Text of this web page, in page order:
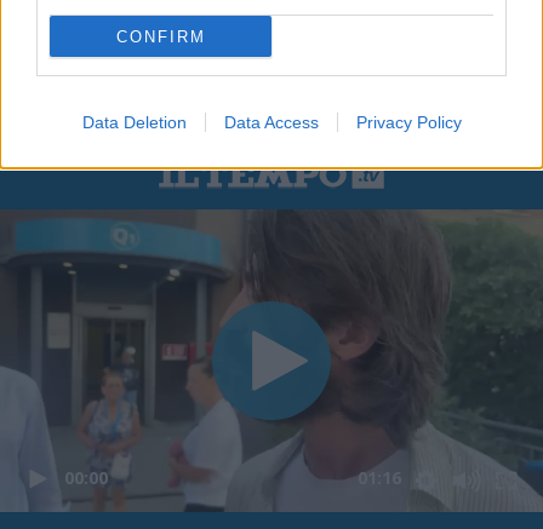
CONFIRM
Data Deletion Data Access Privacy Policy
00:00 01:16